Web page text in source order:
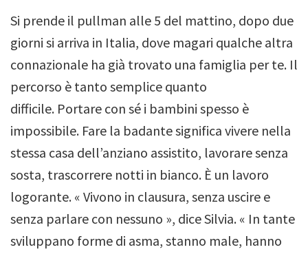
Si prende il pullman alle 5 del mattino, dopo due
giorni si arriva in Italia, dove magari qualche altra
connazionale ha già trovato una famiglia per te. Il
percorso è tanto semplice quanto
difficile. Portare con sé i bambini spesso è
impossibile. Fare la badante significa vivere nella
stessa casa dell’anziano assistito, lavorare senza
sosta, trascorrere notti in bianco. È un lavoro
logorante. « Vivono in clausura, senza uscire e
senza parlare con nessuno », dice Silvia. « In tante
sviluppano forme di asma, stanno male, hanno